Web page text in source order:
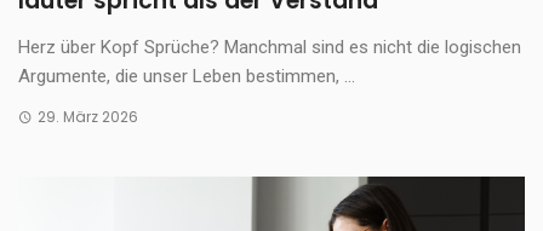
Herz über Kopf Sprüche? Manchmal sind es nicht die logischen
Argumente, die unser Leben bestimmen, ...
29. März 2026